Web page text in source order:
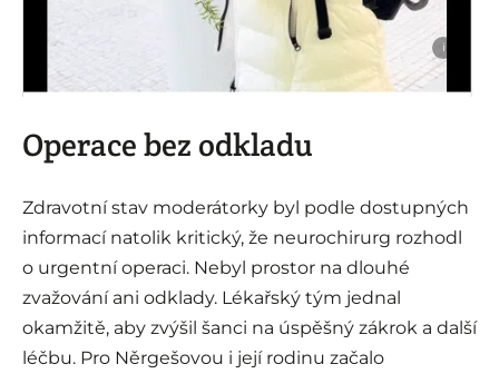
i
Operace bez odkladu
Zdravotní stav moderátorky byl podle dostupných
informací natolik kritický, že neurochirurg rozhodl
o urgentní operaci. Nebyl prostor na dlouhé
zvažování ani odklady. Lékařský tým jednal
okamžitě, aby zvýšil šanci na úspěšný zákrok a další
léčbu. Pro Něrgešovou i její rodinu začalo